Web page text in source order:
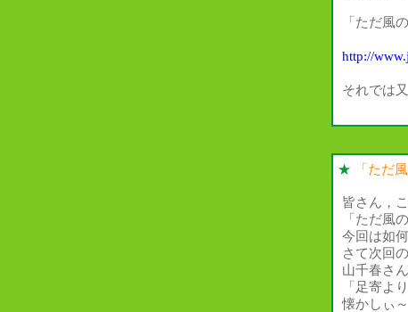
「ただ風
http://
それでは又
★ 「ただ
皆さん，
「ただ風
今回は如
さて次回
山千春さ
「足寄よ
懐かしぃ～